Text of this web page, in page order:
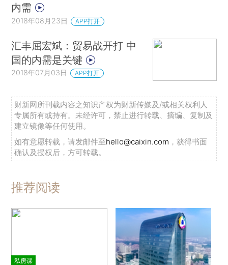
内需
2018年08月23日 APP打开
汇丰屈宏斌：贸易战开打 中
国的内需是关键
2018年07月03日 APP打开
财新网所刊载内容之知识产权为财新传媒及/或相关权利人
专属所有或持有。未经许可，禁止进行转载、摘编、复制及
建立镜像等任何使用。
如有意愿转载，请发邮件至hello@caixin.com ，获得书面
确认及授权后，方可转载。
推荐阅读
私房课